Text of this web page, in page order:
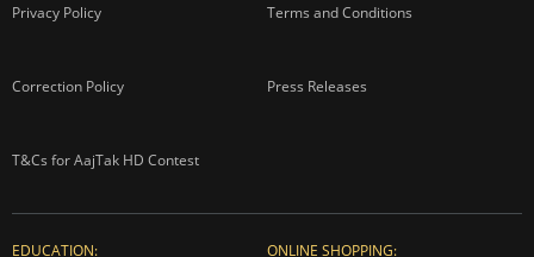
Privacy Policy Terms and Conditions
Correction Policy Press Releases
T&Cs for AajTak HD Contest
EDUCATION: ONLINE SHOPPING: